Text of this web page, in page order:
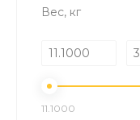
Вес, кг
11.1000